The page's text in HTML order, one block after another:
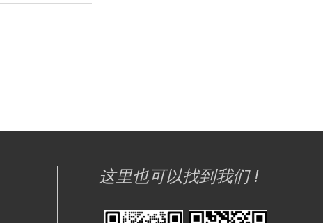
这里也可以找到我们 !